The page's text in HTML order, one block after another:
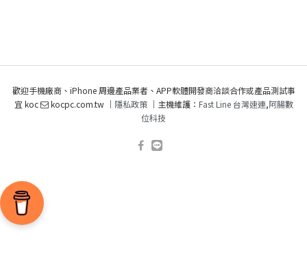
歡迎手機廠商、iPhone 周邊產品業者、APP軟體開發商洽談合作或產品測試事
宜 koc
kocpc.com.tw ｜ 隱私政策｜主機維護： Fast Line 台灣速連,阿腸數
位科技